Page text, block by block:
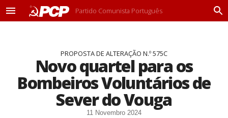
M
Partido Comunista Português
P
PROPOSTA DE ALTERAÇÃO N.º 575C
Novo quartel para os
Bombeiros Voluntários de
Sever do Vouga
11 Novembro 2024